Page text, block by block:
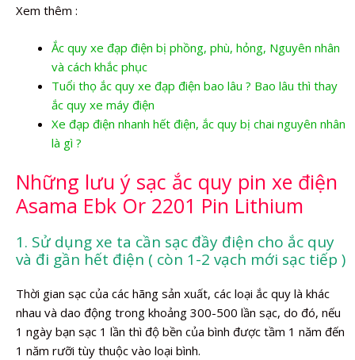
Xem thêm :
Ắc quy xe đạp điện bị phồng, phù, hỏng, Nguyên nhân
và cách khắc phục
Tuổi thọ ắc quy xe đạp điện bao lâu ? Bao lâu thì thay
ắc quy xe máy điện
Xe đạp điện nhanh hết điện, ắc quy bị chai nguyên nhân
là gì ?
Những lưu ý sạc ắc quy pin xe điện
Asama Ebk Or 2201 Pin Lithium
1. Sử dụng xe ta cần sạc đầy điện cho ắc quy
và đi gần hết điện ( còn 1-2 vạch mới sạc tiếp )
Thời gian sạc của các hãng sản xuất, các loại ắc quy là khác
nhau và dao động trong khoảng 300-500 lần sạc, do đó, nếu
1 ngày bạn sạc 1 lần thì độ bền của bình được tầm 1 năm đến
1 năm rưỡi tùy thuộc vào loại bình.